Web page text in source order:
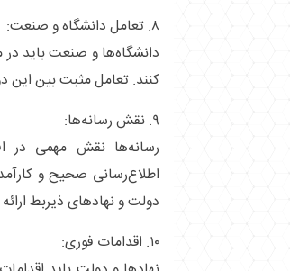
۸. تعامل دانشگاه و صنعت:
دانشگاه‌ها و صنعت باید
کنند. تعامل مثبت بین این
۹. نقش رسانه‌ها:
رسانه‌ها نقش مهمی در
اطلاع‌رسانی صحیح و
دولت و نهادهای ذیربط
۱۰. اقدامات فوری: